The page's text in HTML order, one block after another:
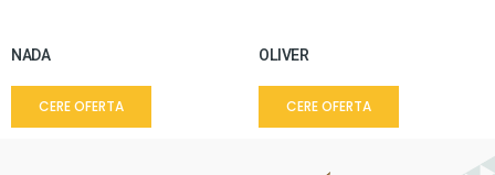
NADA
CERE OFERTA
OLIVER
CERE OFERTA